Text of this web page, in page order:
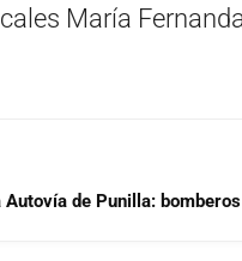
María
Autovía de Punilla: